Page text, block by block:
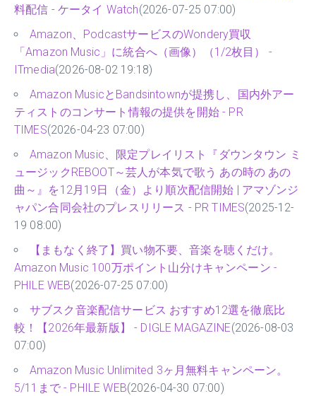
料配信 - ケータイ Watch(2026-07-25 07:00)
Amazon、PodcastサービスのWondery買収
「Amazon Music」に統合へ（画像）（1/2枚目） -
ITmedia(2026-08-02 19:18)
Amazon MusicとBandsintownが提携し、国内外アー
ティストのコンサート情報の提供を開始 - PR
TIMES(2026-04-23 07:00)
Amazon Music、限定プレイリスト『ダウンタウン ミ
ュージックREBOOT～芸人が本気で歌う あの時の あの
曲～』を12月19日（金）より順次配信開始 | アマゾンジ
ャパン合同会社のプレスリリース - PR TIMES(2025-12-
19 08:00)
【まもなく終了】買い物不要、音楽を聴くだけ。
Amazon Music 100万ポイント山分けキャンペーン -
PHILE WEB(2026-07-25 07:00)
サブスク音楽配信サービス おすすめ12選を徹底比
較！【2026年最新版】 - DIGLE MAGAZINE(2026-08-03
07:00)
Amazon Music Unlimited 3ヶ月無料キャンペーン。
5/11まで - PHILE WEB(2026-04-30 07:00)